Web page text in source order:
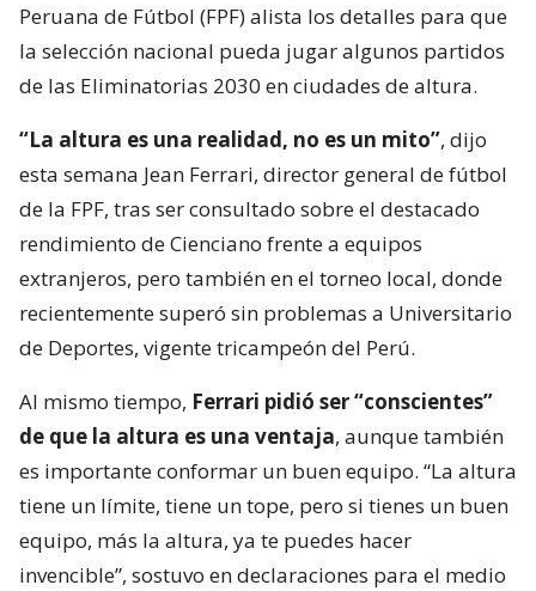
Peruana de Fútbol (FPF) alista los detalles para que
la selección nacional pueda jugar algunos partidos
de las Eliminatorias 2030 en ciudades de altura.
“La altura es una realidad, no es un mito”, dijo
esta semana Jean Ferrari, director general de fútbol
de la FPF, tras ser consultado sobre el destacado
rendimiento de Cienciano frente a equipos
extranjeros, pero también en el torneo local, donde
recientemente superó sin problemas a Universitario
de Deportes, vigente tricampeón del Perú.
Al mismo tiempo, Ferrari pidió ser “conscientes”
de que la altura es una ventaja, aunque también
es importante conformar un buen equipo. “La altura
tiene un límite, tiene un tope, pero si tienes un buen
equipo, más la altura, ya te puedes hacer
invencible”, sostuvo en declaraciones para el medio